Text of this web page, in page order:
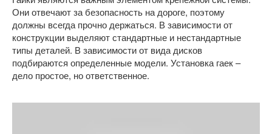
Они отвечают за безопасность на дороге, поэтому
должны всегда прочно держаться. В зависимости от
конструкции выделяют стандартные и нестандартные
типы деталей. В зависимости от вида дисков
подбираются определенные модели. Установка гаек –
дело простое, но ответственное.